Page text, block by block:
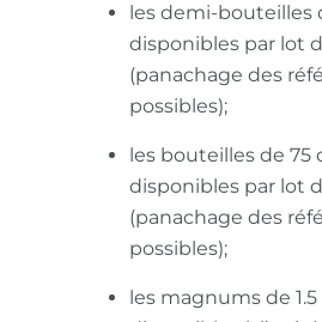
les demi-bouteilles
disponibles par lot
(panachage des
possibles);
les bouteilles de 75
disponibles par lot
(panachage des
possibles);
les magnums de